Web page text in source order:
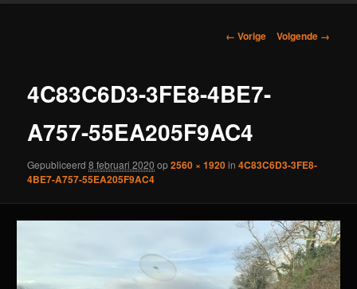
Afbeeldingsnavigatie
← Vorige Volgende →
4C83C6D3-3FE8-4BE7-
A757-55EA205F9AC4
Gepubliceerd8 februari 2020 op2560 × 1920in4C83C6D3-3FE8-
4BE7-A757-55EA205F9AC4